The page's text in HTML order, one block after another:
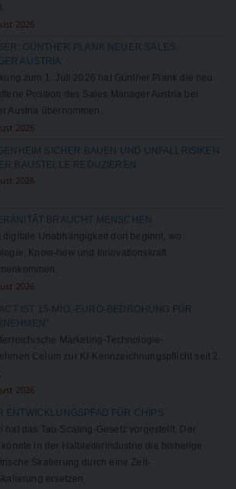
2026
GÜNTHER PLANK NEUER SALES
AUSTRIA
zum 1. Juli 2026 hat Günther Plank die neu
Position des Sales Manager Austria bei
Austria übernommen.
2026
SICHER BAUEN UND UNFALLRISIKEN
BAUSTELLE REDUZIEREN
2026
BRAUCHT MENSCHEN
digitale Unabhängigkeit dort beginnt, wo
Know-how und Innovationskraft
2026
ACT IST 15-MIO.-EURO-BEDROHUNG FÜR
Marketing-Technologie-
Celum zur KI-Kennzeichnungspflicht seit 2.
2026
ENTWICKLUNGSPFAD FÜR CHIPS
hat das Tau-Scaling-Gesetz vorgestellt. Der
könnte in der Halbleiterindustrie die bisherige
Skalierung durch eine Zeit-
ersetzen.